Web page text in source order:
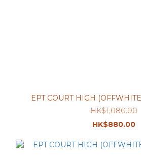
EPT COURT HIGH
HK$1,080.00
HK$880.00